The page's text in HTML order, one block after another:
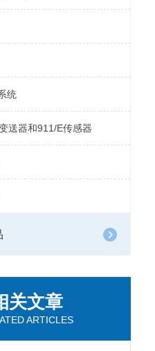
统
送器和911/E传感器
关文章
ARTICLES